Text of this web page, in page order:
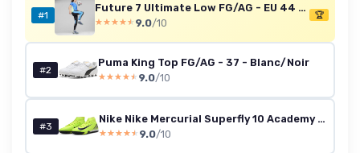
#1
Future 7 Ultimate Low FG/AG - EU 44 1/2
★★★★★
★★★★★ 9.0/10
🏆
#2
Puma King Top FG/AG - 37 - Blanc/Noir
★★★★★
★★★★★ 9.0/10
#3
Nike Nike Mercurial Superfly 10 Academy TF High-Top Fußballschuhe Chaussure de footballHomme 40 EU Volt Black
★★★★★
★★★★★ 9.0/10